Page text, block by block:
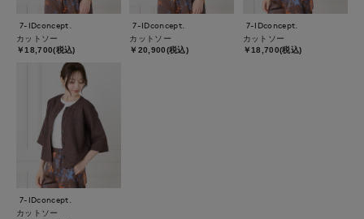
7-IDconcept.
カットソー
￥18,700(税込)
7-IDconcept.
カットソー
￥20,900(税込)
7-IDconcept.
カットソー
￥18,700(税込)
7-IDconcept.
カットソー